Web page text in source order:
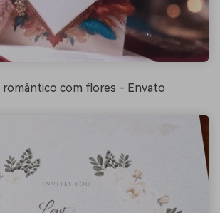
romântico com flores - Envato